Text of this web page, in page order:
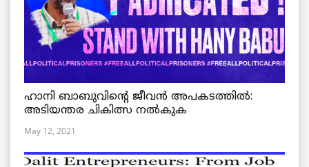
ഹാനി ബാബുവിന്റെ ജീവൻ അപകടത്തിൽ:
അടിയന്തര ചികിത്സ നൽകുക
May 12, 2021